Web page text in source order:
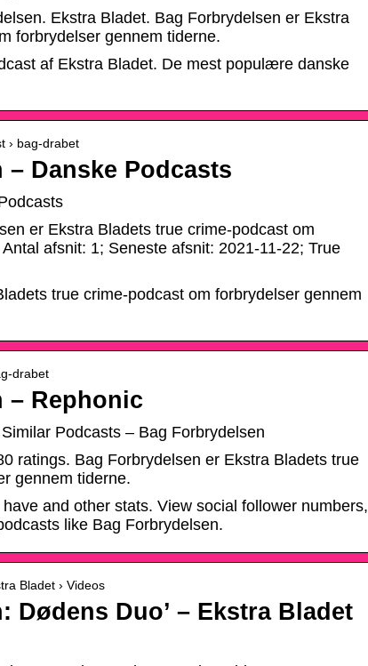
Ekstra Bladet. Bag Forbrydelsen er Ekstra
forbrydelser gennem tiderne.
af Ekstra Bladet. De mest populære danske
› bag-drabet
Danske Podcasts
er Ekstra Bladets true crime-podcast om
afsnit: 1; Seneste afsnit: 2021-11-22; True
true crime-podcast om forbrydelser gennem
drabet
– Rephonic
Podcasts – Bag Forbrydelsen
ratings. Bag Forbrydelsen er Ekstra Bladets true
gennem tiderne.
and other stats. View social follower numbers,
like Bag Forbrydelsen.
Bladet › Videos
Dødens Duo’ – Ekstra Bladet